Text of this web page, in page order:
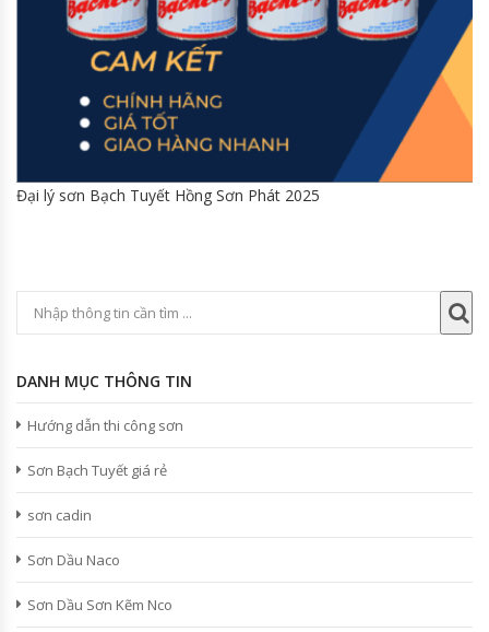
Đại lý sơn Bạch Tuyết Hồng Sơn Phát 2025
DANH MỤC THÔNG TIN
Hướng dẫn thi công sơn
Sơn Bạch Tuyết giá rẻ
sơn cadin
Sơn Dầu Naco
Sơn Dầu Sơn Kẽm Nco